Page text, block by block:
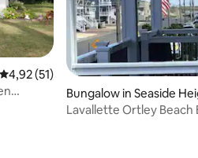
Durchschnittliche Bewertung: 4,92
4,92 (51)
Bungalow in Seaside
Lavallette Ortley Beach